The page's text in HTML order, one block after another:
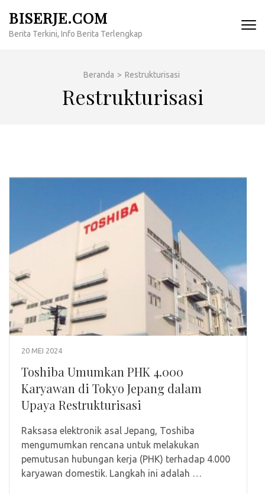
konten
BISERJE.COM
Berita Terkini, Info Berita Terlengkap
Beranda > Restrukturisasi
Restrukturisasi
20 MEI 2024
Toshiba Umumkan PHK 4.000
Karyawan di Tokyo Jepang dalam
Upaya Restrukturisasi
Raksasa elektronik asal Jepang, Toshiba
mengumumkan rencana untuk melakukan
pemutusan hubungan kerja (PHK) terhadap 4.000
karyawan domestik. Langkah ini adalah …